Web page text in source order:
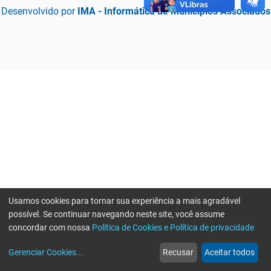
Desenvolvido por IMA - Informática de Municípios Associados
web
Notícias
more_horiz
Mais
Usamos cookies para tornar sua experiência a mais agradável
possível. Se continuar navegando neste site, você assume
concordar com nossa Política de Cookies e Política de privacidade
Gerenciar Cookies... Recusar Aceitar todos
Erro ao enviar informações, por favor tente novamente